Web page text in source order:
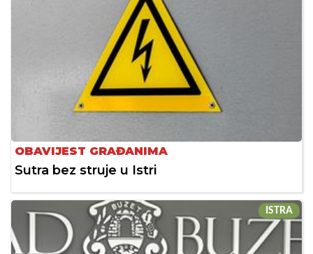
OBAVIJEST GRAĐANIMA
Sutra bez struje u Istri
ISTRA